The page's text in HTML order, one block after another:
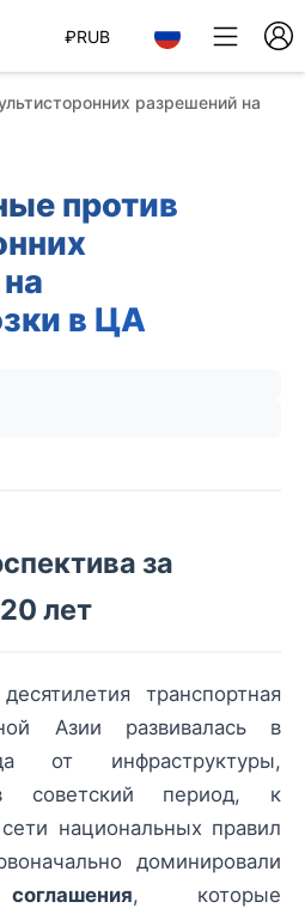
₽RUB
разрешений на
против
в ЦА
за
лет
транспортная
Азии развивалась в
от инфраструктуры,
советский период, к
национальных правил
доминировали
, которые